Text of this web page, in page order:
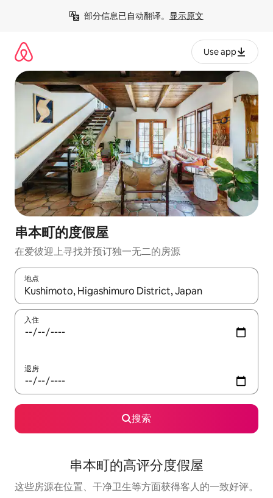
部分信息已自动翻译。 显示原文
Use app
串本町的度假屋
在爱彼迎上寻找并预订独一无二的房源
地点
如有搜索结果，请使用上下方向键查看，或通过点击或滑动手势
入住
退房
搜索
串本町的高评分度假屋
这些房源在位置、干净卫生等方面获得客人的一致好评。